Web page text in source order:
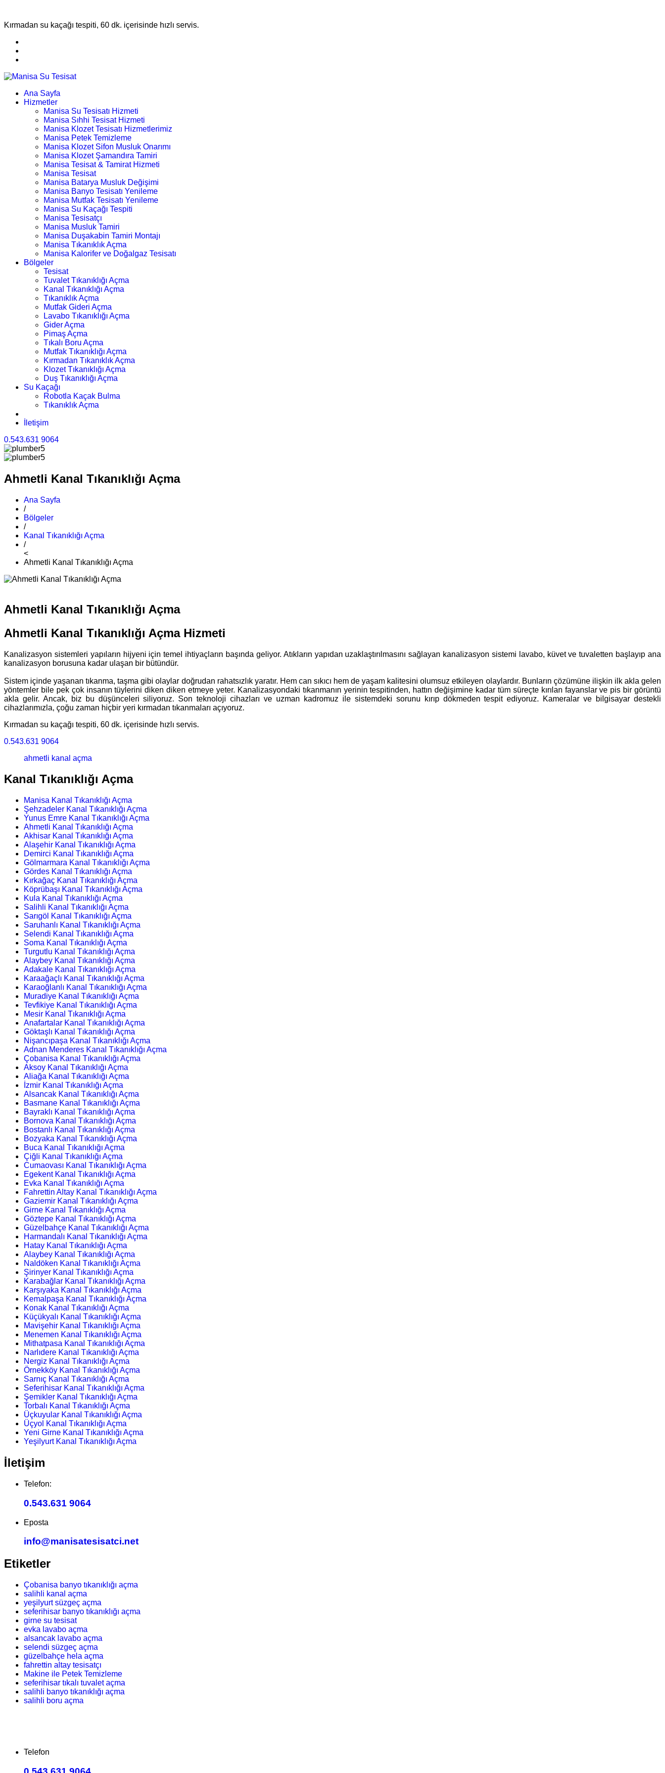
Kırmadan su kaçağı tespiti, 60 dk. içerisinde hızlı servis.
Ana Sayfa
Hizmetler
Manisa Su Tesisatı Hizmeti
Manisa Sıhhi Tesisat Hizmeti
Manisa Klozet Tesisatı Hizmetlerimiz
Manisa Petek Temizleme
Manisa Klozet Sifon Musluk Onarımı
Manisa Klozet Şamandıra Tamiri
Manisa Tesisat & Tamirat Hizmeti
Manisa Tesisat
Manisa Batarya Musluk Değişimi
Manisa Banyo Tesisatı Yenileme
Manisa Mutfak Tesisatı Yenileme
Manisa Su Kaçağı Tespiti
Manisa Tesisatçı
Manisa Musluk Tamiri
Manisa Duşakabin Tamiri Montajı
Manisa Tıkanıklık Açma
Manisa Kalorifer ve Doğalgaz Tesisatı
Bölgeler
Tesisat
Tuvalet Tıkanıklığı Açma
Kanal Tıkanıklığı Açma
Tıkanıklık Açma
Mutfak Gideri Açma
Lavabo Tıkanıklığı Açma
Gider Açma
Pimaş Açma
Tıkalı Boru Açma
Mutfak Tıkanıklığı Açma
Kırmadan Tıkanıklık Açma
Klozet Tıkanıklığı Açma
Duş Tıkanıklığı Açma
Su Kaçağı
Robotla Kaçak Bulma
Tıkanıklık Açma
İletişim
0.543.631 9064
Ahmetli Kanal Tıkanıklığı Açma
Ana Sayfa
/
Bölgeler
/
Kanal Tıkanıklığı Açma
/
<
Ahmetli Kanal Tıkanıklığı Açma
Ahmetli Kanal Tıkanıklığı Açma
Ahmetli Kanal Tıkanıklığı Açma Hizmeti
Kanalizasyon sistemleri yapıların hijyeni için temel ihtiyaçların başında geliyor. Atıkların yapıdan uzaklaştırılmasını sağlayan kanalizasyon sistemi lavabo, küvet ve tuvaletten başlayıp ana
kanalizasyon borusuna kadar ulaşan bir bütündür.
Sistem içinde yaşanan tıkanma, taşma gibi olaylar doğrudan rahatsızlık yaratır. Hem can sıkıcı hem de yaşam kalitesini olumsuz etkileyen olaylardır. Bunların çözümüne ilişkin ilk akla gelen
yöntemler bile pek çok insanın tüylerini diken diken etmeye yeter. Kanalizasyondaki tıkanmanın yerinin tespitinden, hattın değişimine kadar tüm süreçte kırılan fayanslar ve pis bir görüntü
akla gelir. Ancak, biz bu düşünceleri siliyoruz. Son teknoloji cihazları ve uzman kadromuz ile sistemdeki sorunu kırıp dökmeden tespit ediyoruz. Kameralar ve bilgisayar destekli
cihazlarımızla, çoğu zaman hiçbir yeri kırmadan tıkanmaları açıyoruz.
Kırmadan su kaçağı tespiti, 60 dk. içerisinde hızlı servis.
0.543.631 9064
ahmetli kanal açma
Kanal Tıkanıklığı Açma
Manisa Kanal Tıkanıklığı Açma
Şehzadeler Kanal Tıkanıklığı Açma
Yunus Emre Kanal Tıkanıklığı Açma
Ahmetli Kanal Tıkanıklığı Açma
Akhisar Kanal Tıkanıklığı Açma
Alaşehir Kanal Tıkanıklığı Açma
Demirci Kanal Tıkanıklığı Açma
Gölmarmara Kanal Tıkanıklığı Açma
Gördes Kanal Tıkanıklığı Açma
Kırkağaç Kanal Tıkanıklığı Açma
Köprübaşı Kanal Tıkanıklığı Açma
Kula Kanal Tıkanıklığı Açma
Salihli Kanal Tıkanıklığı Açma
Sarıgöl Kanal Tıkanıklığı Açma
Saruhanlı Kanal Tıkanıklığı Açma
Selendi Kanal Tıkanıklığı Açma
Soma Kanal Tıkanıklığı Açma
Turgutlu Kanal Tıkanıklığı Açma
Alaybey Kanal Tıkanıklığı Açma
Adakale Kanal Tıkanıklığı Açma
Karaağaçlı Kanal Tıkanıklığı Açma
Karaoğlanlı Kanal Tıkanıklığı Açma
Muradiye Kanal Tıkanıklığı Açma
Tevfikiye Kanal Tıkanıklığı Açma
Mesir Kanal Tıkanıklığı Açma
Anafartalar Kanal Tıkanıklığı Açma
Göktaşlı Kanal Tıkanıklığı Açma
Nişancıpaşa Kanal Tıkanıklığı Açma
Adnan Menderes Kanal Tıkanıklığı Açma
Çobanisa Kanal Tıkanıklığı Açma
Aksoy Kanal Tıkanıklığı Açma
Aliağa Kanal Tıkanıklığı Açma
İzmir Kanal Tıkanıklığı Açma
Alsancak Kanal Tıkanıklığı Açma
Basmane Kanal Tıkanıklığı Açma
Bayraklı Kanal Tıkanıklığı Açma
Bornova Kanal Tıkanıklığı Açma
Bostanlı Kanal Tıkanıklığı Açma
Bozyaka Kanal Tıkanıklığı Açma
Buca Kanal Tıkanıklığı Açma
Çiğli Kanal Tıkanıklığı Açma
Cumaovası Kanal Tıkanıklığı Açma
Egekent Kanal Tıkanıklığı Açma
Evka Kanal Tıkanıklığı Açma
Fahrettin Altay Kanal Tıkanıklığı Açma
Gaziemir Kanal Tıkanıklığı Açma
Girne Kanal Tıkanıklığı Açma
Göztepe Kanal Tıkanıklığı Açma
Güzelbahçe Kanal Tıkanıklığı Açma
Harmandalı Kanal Tıkanıklığı Açma
Hatay Kanal Tıkanıklığı Açma
Alaybey Kanal Tıkanıklığı Açma
Naldöken Kanal Tıkanıklığı Açma
Şirinyer Kanal Tıkanıklığı Açma
Karabağlar Kanal Tıkanıklığı Açma
Karşıyaka Kanal Tıkanıklığı Açma
Kemalpaşa Kanal Tıkanıklığı Açma
Konak Kanal Tıkanıklığı Açma
Küçükyalı Kanal Tıkanıklığı Açma
Mavişehir Kanal Tıkanıklığı Açma
Menemen Kanal Tıkanıklığı Açma
Mithatpasa Kanal Tıkanıklığı Açma
Narlıdere Kanal Tıkanıklığı Açma
Nergiz Kanal Tıkanıklığı Açma
Örnekköy Kanal Tıkanıklığı Açma
Sarnıç Kanal Tıkanıklığı Açma
Seferihisar Kanal Tıkanıklığı Açma
Şemikler Kanal Tıkanıklığı Açma
Torbalı Kanal Tıkanıklığı Açma
Üçkuyular Kanal Tıkanıklığı Açma
Üçyol Kanal Tıkanıklığı Açma
Yeni Girne Kanal Tıkanıklığı Açma
Yeşilyurt Kanal Tıkanıklığı Açma
İletişim
Telefon:
0.543.631 9064
Eposta
info@manisatesisatci.net
Etiketler
Çobanisa banyo tıkanıklığı açma
salihli kanal açma
yeşilyurt süzgeç açma
seferihisar banyo tıkanıklığı açma
girne su tesisat
evka lavabo açma
alsancak lavabo açma
selendi süzgeç açma
güzelbahçe hela açma
fahrettin altay tesisatçı
Makine ile Petek Temizleme
seferihisar tıkalı tuvalet açma
salihli banyo tıkanıklığı açma
salihli boru açma
Telefon